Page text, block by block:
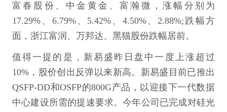
富春股份、中金黄金、富瀚微，涨幅分别为
17.29%、6.79%、5.42%、4.50%、2.88%;跌幅方
面，浙江富润、万邦达、黑猫股份跌幅居前。
值得一提的是，新易盛昨日盘中一度上涨超过
10%，股价创出反弹以来新高。新易盛目前已推出
QSFP-DD和OSFP的800G产品，以迎接下一代数据
中心建设所需的提速要求。今年公司已完成对硅光